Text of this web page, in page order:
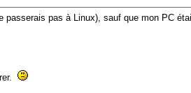
pas à Linux), sauf que mon PC